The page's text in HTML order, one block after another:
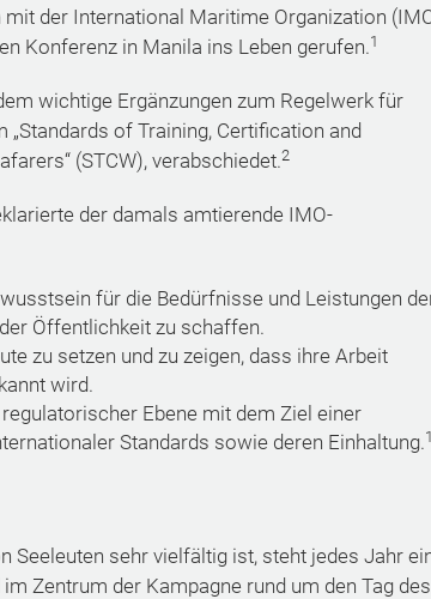
der International Maritime Organization
Konferenz in Manila ins Leben gerufen.1
wichtige Ergänzungen zum Regelwerk für
„Standards of Training, Certification and
(STCW), verabschiedet.2
der damals amtierende IMO-
für die Bedürfnisse und Leistungen
Öffentlichkeit zu schaffen.
zu setzen und zu zeigen, dass ihre Arbeit
wird.
Ebene mit dem Ziel einer
Standards sowie deren Einhaltung.1
Seeleuten sehr vielfältig ist, steht jedes Jahr
Zentrum der Kampagne rund um den Tag des